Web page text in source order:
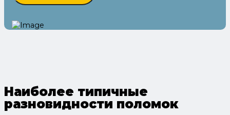
Наиболее типичные
разновидности поломок